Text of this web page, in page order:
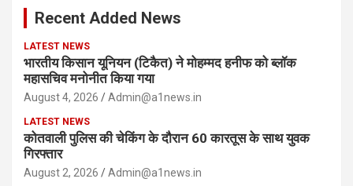
Recent Added News
LATEST NEWS
भारतीय किसान यूनियन (टिकैत) ने मोहम्मद हनीफ को ब्लॉक
महासचिव मनोनीत किया गया
August 4, 2026 Admin@a1news.in
LATEST NEWS
कोतवाली पुलिस की चेकिंग के दौरान 60 कारतूस के साथ युवक
गिरफ्तार
August 2, 2026 Admin@a1news.in